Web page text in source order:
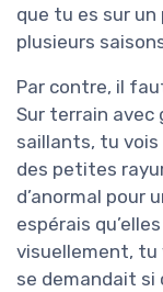
que tu es sur
plusieurs
Par contre, il
Sur terrain avec
saillants, tu
des petites
d’anormal pour
espérais
visuellement, tu
se demandait si